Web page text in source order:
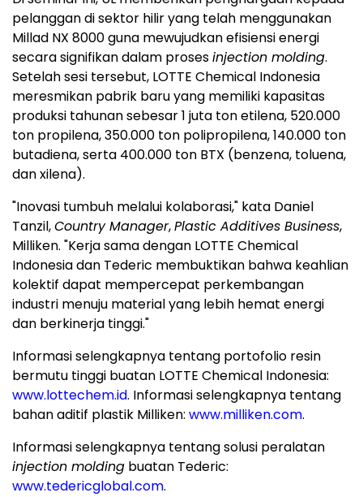
pelanggan di sektor hilir yang telah menggunakan
Millad NX 8000 guna mewujudkan efisiensi energi
secara signifikan dalam prosesinjection molding.
Setelah sesi tersebut, LOTTE Chemical Indonesia
meresmikan pabrik baru yang memiliki kapasitas
produksi tahunan sebesar 1 juta ton etilena, 520.000
ton propilena, 350.000 ton polipropilena, 140.000 ton
butadiena, serta 400.000 ton BTX (benzena, toluena,
dan xilena).
"Inovasi tumbuh melalui kolaborasi," kata Daniel
Tanzil,Country Manager,Plastic Additives Business,
Milliken. "Kerja sama dengan LOTTE Chemical
Indonesia dan Tederic membuktikan bahwa keahlian
kolektif dapat mempercepat perkembangan
industri menuju material yang lebih hemat energi
dan berkinerja tinggi."
Informasi selengkapnya tentang portofolio resin
bermutu tinggi buatan LOTTE Chemical Indonesia:
www.lottechem.id. Informasi selengkapnya tentang
bahan aditif plastik Milliken: www.milliken.com.
Informasi selengkapnya tentang solusi peralatan
injection molding buatan Tederic:
www.tedericglobal.com.